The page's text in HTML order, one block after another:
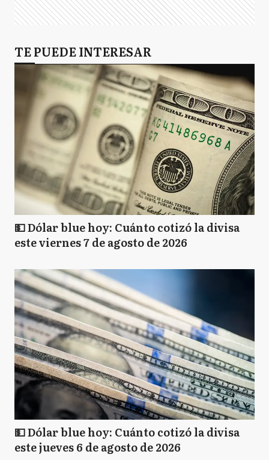
TE PUEDE INTERESAR
💵 Dólar blue hoy: Cuánto cotizó la divisa
este viernes 7 de agosto de 2026
💵 Dólar blue hoy: Cuánto cotizó la divisa
este jueves 6 de agosto de 2026